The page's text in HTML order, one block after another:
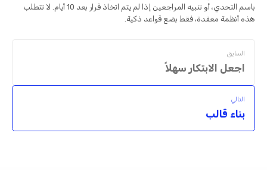
باسم التحدي، أو تنبيه المراجعين إذا لم يتم اتخاذ قرار بعد 10 أيام. لا تتطلب
هذه أنظمة معقدة، فقط بضع قواعد ذكية.
السابق
اجعل الابتكار سهلاً
التالي
بناء قالب